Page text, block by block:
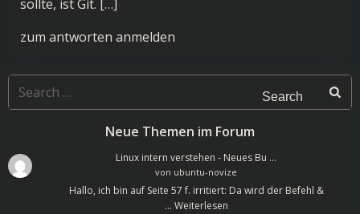
sollte, ist Git. […]
zum antworten anmelden
Search
for:
Neue Themen im Forum
Linux intern verstehen - Neues Bu …
von ubuntu-novize
Hallo, ich bin auf Seite 57 f. irritiert: Da wird der Befehl &
… Weiterlesen